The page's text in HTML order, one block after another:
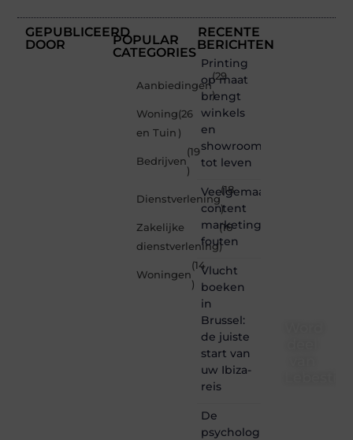
GEPUBLICEERD
DOOR
POPULAR
CATEGORIES
Aanbiedingen
(29
)
Woning
en Tuin
(26
)
Bedrijven
(19
)
Dienstverlening
(18
)
Zakelijke
dienstverlening
(16
)
Woningen
(14
)
RECENTE
BERICHTEN
Printing
op maat
brengt
winkels
en
showrooms
tot leven
Veelgemaakte
content
marketing
fouten
Vlucht
boeken
in
Brussel:
de juiste
start van
uw Ibiza-
reis
De
psychologie